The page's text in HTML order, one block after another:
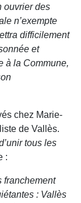
ouvrier des
n’exempte
difficilement
et
à la Commune,
chez Marie-
de Vallès.
tous les
:
franchement
: Vallès